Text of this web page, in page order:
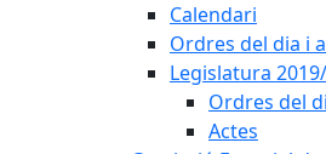
Calendari
Ordres del dia i
Legislatura
Ordres del
Actes